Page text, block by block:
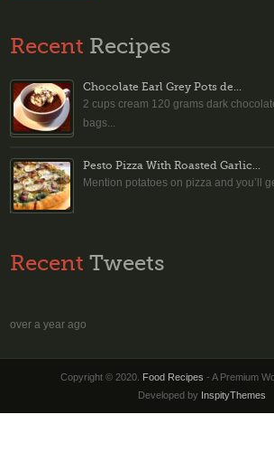
Recent Recipes
Chocolate Earl Grey Pots de...
2 cups cream 120 grams dark
bags...
Pesto Pizza With Roasted Garlic...
Mention potatoes on pizza and you’ll
Recent Tweets
over a year ago
Copyright © 2020. Food Recipes - A Premium
Developed by InspityThemes